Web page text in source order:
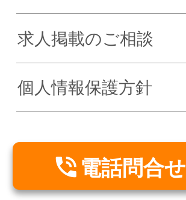
求人掲載のご相談
個人情報保護方針
 電話問合せ